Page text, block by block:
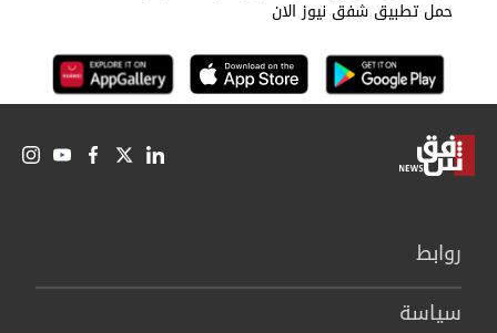
حمل تطبيق شفق نيوز الان
روابط
سیاسة